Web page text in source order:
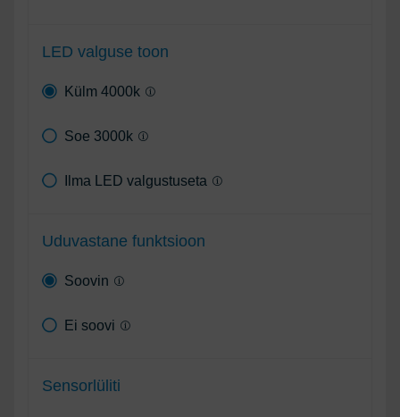
LED valguse toon
Külm 4000k
Soe 3000k
Ilma LED valgustuseta
Uduvastane funktsioon
Soovin
Ei soovi
Sensorlüliti